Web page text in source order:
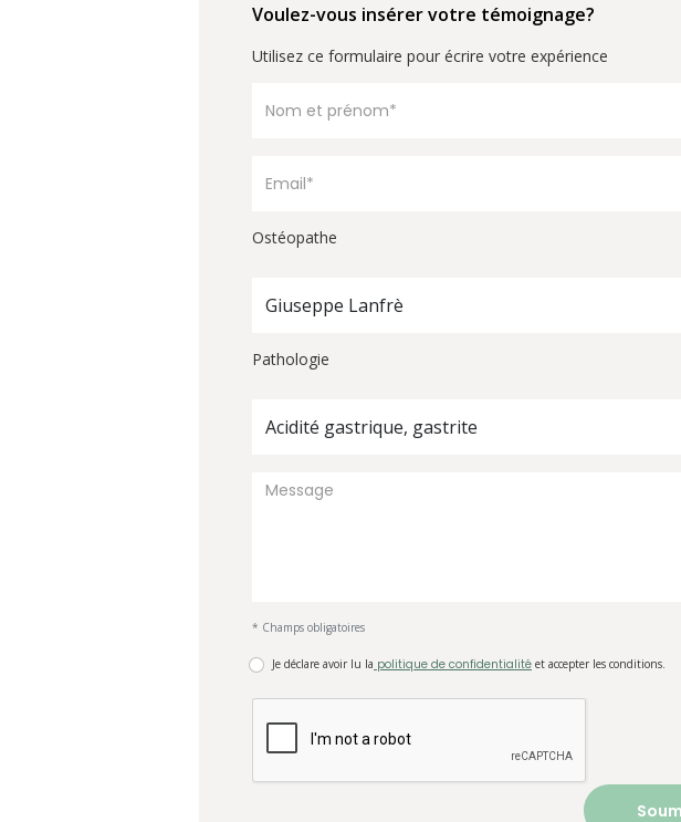
Voulez-vous insérer votre témoignage?
Utilisez ce formulaire pour écrire votre expérience
Ostéopathe
Giuseppe Lanfrè
Pathologie
Acidité gastrique, gastrite
* Champs obligatoires
Je déclare avoir lu la politique de confidentialité et accepter les conditions.